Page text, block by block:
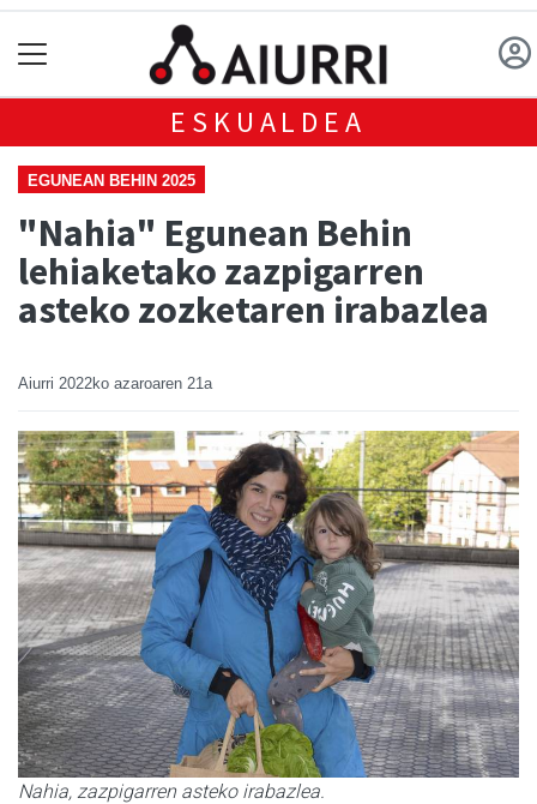
ESKUALDEA
EGUNEAN BEHIN 2025
"Nahia" Egunean Behin
lehiaketako zazpigarren
asteko zozketaren irabazlea
Aiurri 2022ko azaroaren 21a
Nahia, zazpigarren asteko irabazlea.